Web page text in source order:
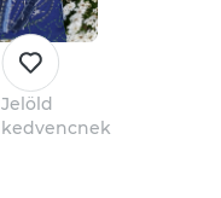
Jelöld
kedvencnek